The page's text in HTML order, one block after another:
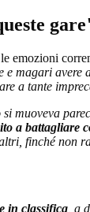
magari avere
a tante
muoveva
a battagliare
finché non
in classifica , a